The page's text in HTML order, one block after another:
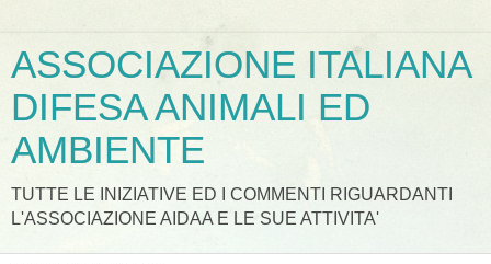
ASSOCIAZIONE ITALIANA
DIFESA ANIMALI ED
AMBIENTE
TUTTE LE INIZIATIVE ED I COMMENTI RIGUARDANTI
L'ASSOCIAZIONE AIDAA E LE SUE ATTIVITA'